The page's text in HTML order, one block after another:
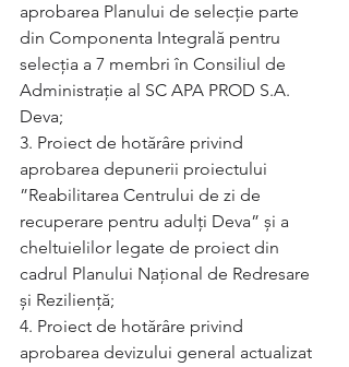
aprobarea Planului de selecţie parte
din Componenta Integrală pentru
selecția a 7 membri în Consiliul de
Administraţie al SC APA PROD S.A.
Deva;
3. Proiect de hotărâre privind
aprobarea depunerii proiectului
”Reabilitarea Centrului de zi de
recuperare pentru adulți Deva” și a
cheltuielilor legate de proiect din
cadrul Planului Național de Redresare
și Reziliență;
4. Proiect de hotărâre privind
aprobarea devizului general actualizat